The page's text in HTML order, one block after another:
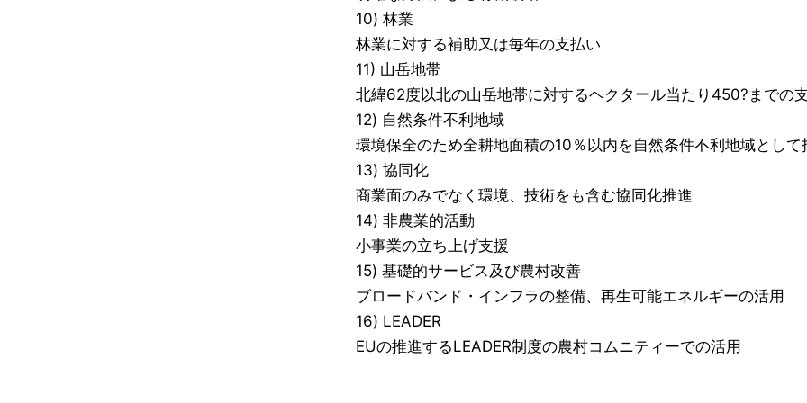
10) 林業
林業に対する補助又は毎年の支払い
11) 山岳地帯
北緯62度以北の山岳地帯に対するヘクタール当たり450?までの
12) 自然条件不利地域
環境保全のため全耕地面積の10％以内を自然条件不利地域として
13) 協同化
商業面のみでなく環境、技術をも含む協同化推進
14) 非農業的活動
小事業の立ち上げ支援
15) 基礎的サービス及び農村改善
ブロードバンド・インフラの整備、再生可能エネルギーの活用
16) LEADER
EUの推進するLEADER制度の農村コムニティーでの活